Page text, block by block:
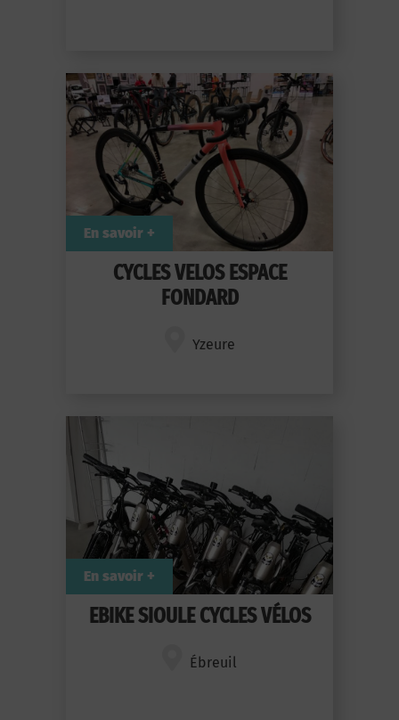
CYCLES VELOS ESPACE
FONDARD
Yzeure
En savoir +
EBIKE SIOULE CYCLES VÉLOS
Ébreuil
En savoir +